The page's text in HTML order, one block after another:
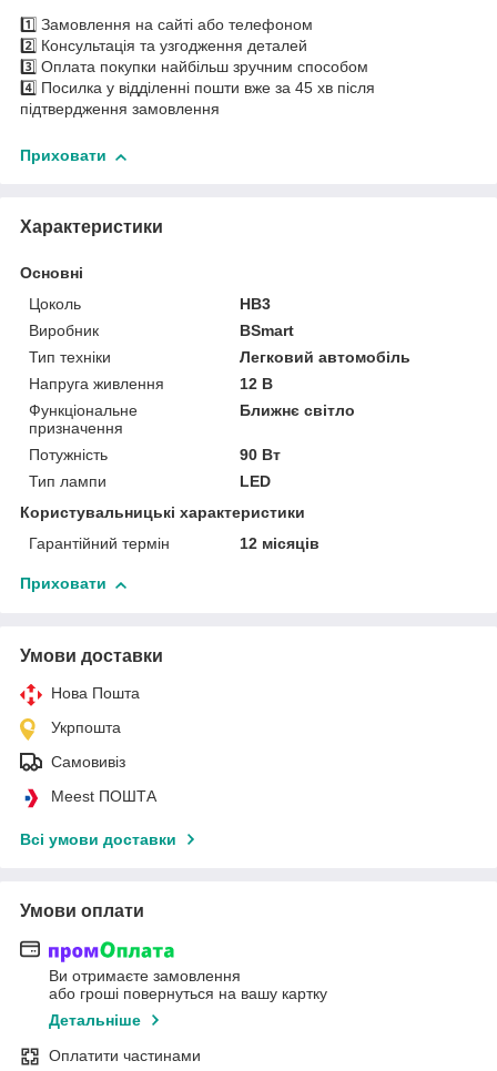
1️⃣ Замовлення на сайті або телефоном
2️⃣ Консультація та узгодження деталей
3️⃣ Оплата покупки найбільш зручним способом
4️⃣ Посилка у відділенні пошти вже за 45 хв після
підтвердження замовлення
Приховати
Характеристики
Основні
Цоколь
HB3
Виробник
BSmart
Тип техніки
Легковий автомобіль
Напруга живлення
12 В
Функціональне
призначення
Ближнє світло
Потужність
90 Вт
Тип лампи
LED
Користувальницькі характеристики
Гарантійний термін
12 місяців
Приховати
Умови доставки
Нова Пошта
Укрпошта
Самовивіз
Meest ПОШТА
Всі умови доставки
Умови оплати
Ви отримаєте замовлення
або гроші повернуться на вашу картку
Детальніше
Оплатити частинами